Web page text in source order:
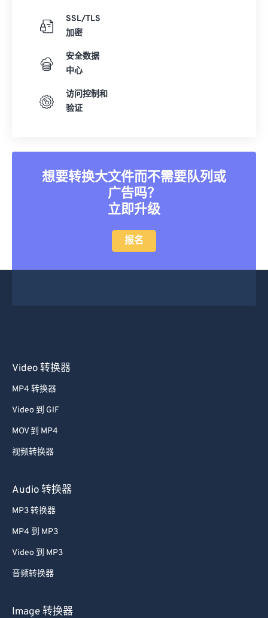
SSL/TLS
加密
安全数据
中心
访问控制和
验证
想要转换大文件而不需要队列或
广告吗？
立即升级
报名
Video 转换器
MP4 转换器
Video 到 GIF
MOV 到 MP4
视频转换器
Audio 转换器
MP3 转换器
MP4 到 MP3
Video 到 MP3
音频转换器
Image 转换器